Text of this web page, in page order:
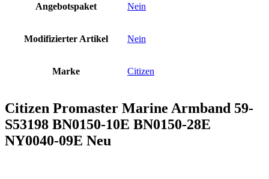
Angebotspaket Nein
Modifizierter Artikel Nein
Marke Citizen
Citizen Promaster Marine Armband 59-
S53198 BN0150-10E BN0150-28E
NY0040-09E Neu